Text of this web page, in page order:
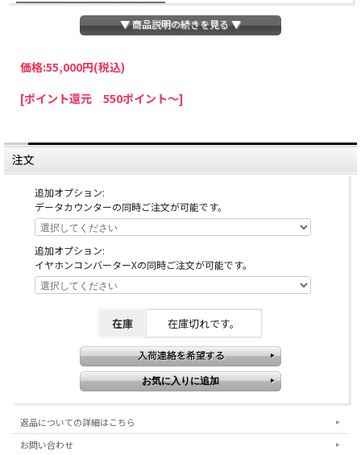
パチスロわっしょいでは、全ての台に「コイン不要機」を無料で取り付けて発送さ
せていただいております。コイン不要機をご利用になられますと、コインが必要な
ていただきましたら、ご注文価格より2000円引きいたします。
※在庫切れの台でも入荷している場合がありますので、電話かメールにてお問い合
わせ下さい。
▼ 商品説明の続きを見る ▼
価格:55,000円(税込)
[ポイント還元 550ポイント～]
注文
追加オプション:
データカウンターの同時ご注文が可能です。
追加オプション:
イヤホンコンバーターXの同時ご注文が可能です。
在庫 在庫切れです。
返品についての詳細はこちら
お問い合わせ